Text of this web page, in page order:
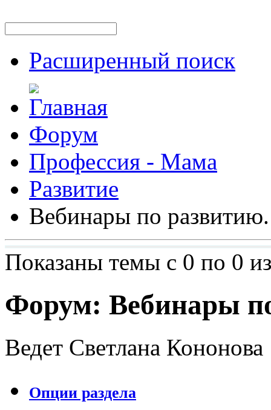
Расширенный поиск
Форум
Профессия - Мама
Развитие
Вебинары по развитию.
Показаны темы с 0 по 0
Форум: Вебинары
Ведет Светлана Кононова
Опции раздела